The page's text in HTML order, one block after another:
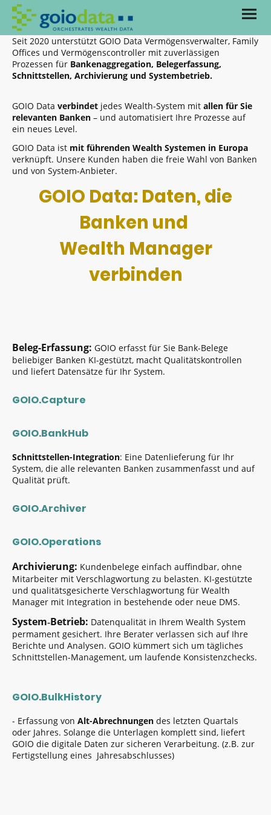
Seit 2020 unterstützt GOIO Data Vermögensverwalter, Family
Offices und Vermögenscontroller mit zuverlässigen
Prozessen für Bankenaggregation, Belegerfassung,
Schnittstellen, Archivierung und Systembetrieb.
GOIO Data verbindet jedes Wealth-System mit allen für Sie
relevanten Banken – und automatisiert Ihre Prozesse auf
ein neues Level.
GOIO Data ist mit führenden Wealth Systemen in Europa
verknüpft. Unsere Kunden haben die freie Wahl von Banken
und von System-Anbieter.
GOIO Data: Daten, die
Banken und
Wealth Manager
verbinden
Beleg-Erfassung: GOIO erfasst für Sie Bank-Belege
beliebiger Banken KI-gestützt, macht Qualitätskontrollen
und liefert Datensätze für Ihr System.
GOIO.Capture
GOIO.BankHub
Schnittstellen-Integration: Eine Datenlieferung für Ihr
System, die alle relevanten Banken zusammenfasst und auf
Qualität prüft.
GOIO.Archiver
GOIO.Operations
Archivierung: Kundenbelege einfach auffindbar, ohne
Mitarbeiter mit Verschlagwortung zu belasten. KI-gestützte
und qualitätsgesicherte Verschlagwortung für Wealth
Manager mit Integration in bestehende oder neue DMS.
System‑Betrieb: Datenqualität in Ihrem Wealth System
permament gesichert. Ihre Berater verlassen sich auf Ihre
Berichte und Analysen. GOIO kümmert sich um tägliches
Schnittstellen-Management, um laufende Konsistenzchecks.
GOIO.BulkHistory
- Erfassung von Alt-Abrechnungen des letzten Quartals
oder Jahres. Solange die Unterlagen komplett sind, liefert
GOIO die digitale Daten zur sicheren Verarbeitung. (z.B. zur
Fertigstellung eines Jahresabschlusses)